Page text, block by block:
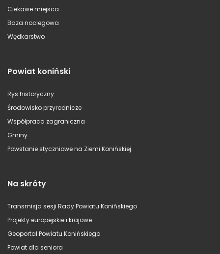
Ciekawe miejsca
Baza noclegowa
Wędkarstwo
Powiat koniński
Rys historyczny
Środowisko przyrodnicze
Współpraca zagraniczna
Gminy
Powstanie styczniowe na Ziemi Konińskiej
Na skróty
Transmisja sesji Rady Powiatu Konińskiego
Projekty europejskie i krajowe
Geoportal Powiatu Konińskiego
Powiat dla seniora